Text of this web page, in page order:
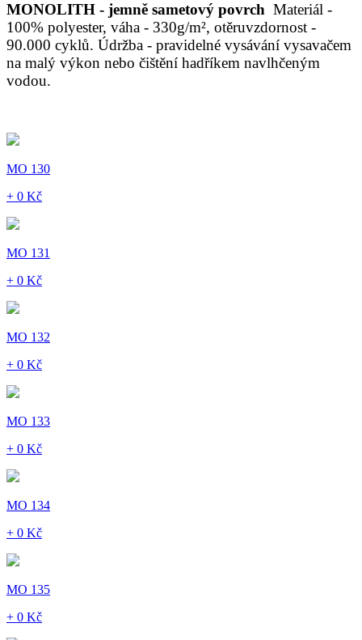
MONOLITH - jemně sametový povrch Materiál -
100% polyester, váha - 330g/m², otěruvzdornost -
90.000 cyklů. Údržba - pravidelné vysávání vysavačem
na malý výkon nebo čištění hadříkem navlhčeným
vodou.
MO 130
+ 0 Kč
MO 131
+ 0 Kč
MO 132
+ 0 Kč
MO 133
+ 0 Kč
MO 134
+ 0 Kč
MO 135
+ 0 Kč